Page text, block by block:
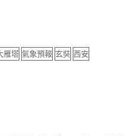
雁塔 氣象預報 玄奘 西安